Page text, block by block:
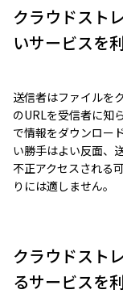
クラウドスト
いサービスを
送信者はファイルを
のURLを受信者に知
で情報をダウンロー
い勝手はよい反面、
不正アクセスされる
りには適しません。
クラウドスト
るサービスを